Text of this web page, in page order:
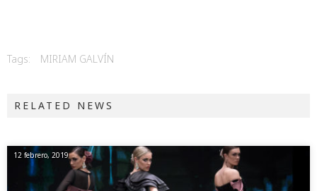
Tags: MIRIAM GALVÍN
RELATED NEWS
12 febrero, 2019